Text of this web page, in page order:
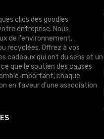
clics des goodies
entreprise. Nous
de l'environnement,
recyclées. Offrez à vos
cadeaux qui ont du sens et un
que le soutien des causes
important, chaque
en faveur d'une association